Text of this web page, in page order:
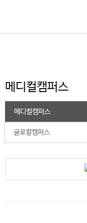
건
대
학
교
메
뉴
로
메디컬캠퍼스
메디컬캠퍼스
글로컬캠퍼스